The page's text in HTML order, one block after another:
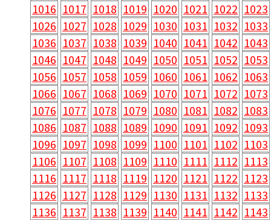
1016 1017 1018 1019 1020 1021 1022 1023
1026 1027 1028 1029 1030 1031 1032 1033
1036 1037 1038 1039 1040 1041 1042 1043
1046 1047 1048 1049 1050 1051 1052 1053
1056 1057 1058 1059 1060 1061 1062 1063
1066 1067 1068 1069 1070 1071 1072 1073
1076 1077 1078 1079 1080 1081 1082 1083
1086 1087 1088 1089 1090 1091 1092 1093
1096 1097 1098 1099 1100 1101 1102 1103
1106 1107 1108 1109 1110 1111 1112 1113
1116 1117 1118 1119 1120 1121 1122 1123
1126 1127 1128 1129 1130 1131 1132 1133
1136 1137 1138 1139 1140 1141 1142 1143